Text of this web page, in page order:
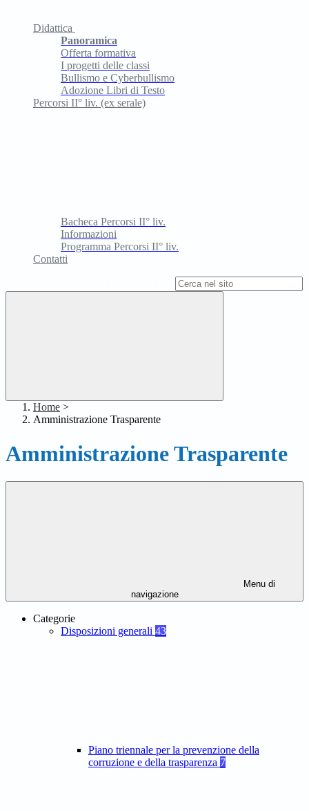
Didattica
Panoramica
Offerta formativa
I progetti delle classi
Bullismo e Cyberbullismo
Adozione Libri di Testo
Percorsi II° liv. (ex serale)
Bacheca Percorsi II° liv.
Informazioni
Programma Percorsi II° liv.
Contatti
Home >
Amministrazione Trasparente
Amministrazione Trasparente
Menu di
navigazione
Categorie
Disposizioni generali 43
Piano triennale per la prevenzione della
corruzione e della trasparenza 7